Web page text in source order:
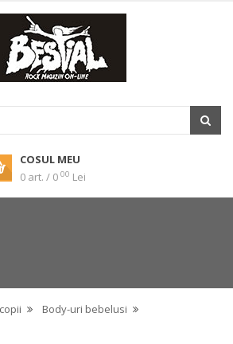
COSUL MEU
0 art. / 0 00 Lei
Body-uri bebelusi